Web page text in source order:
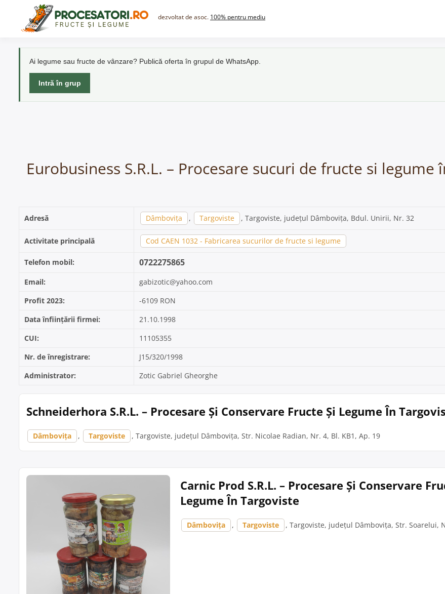
content
dezvoltat de asoc. 100% pentru mediu
Ai legume sau fructe de vânzare? Publică oferta în grupul de WhatsApp.
Intră în grup
Eurobusiness S.R.L. – Procesare sucuri de fructe si legume
Adresă Dâmbovița , Targoviste , Targoviste, județul Dâmbovița, Bdul. Unirii, Nr. 32
Activitate principală Cod CAEN 1032 - Fabricarea sucurilor de fructe si legume
Telefon mobil: 0722275865
Email:
gabizotic@yahoo.com
Profit 2023:
-6109 RON
Data înființării firmei:
21.10.1998
CUI:
11105355
Nr. de înregistrare:
J15/320/1998
Administrator:
Zotic Gabriel Gheorghe
Schneiderhora S.R.L. – Procesare Și Conservare Fructe Și Legume În
Dâmbovița , Targoviste , Targoviste, județul Dâmbovița, Str. Nicolae Radian, Nr. 4, Bl. KB1, Ap. 19
Carnic Prod S.R.L. – Procesare Și Conservare
Legume În Targoviste
Dâmbovița , Targoviste , Targoviste, județul Dâmbovița, Str. Soarelui,